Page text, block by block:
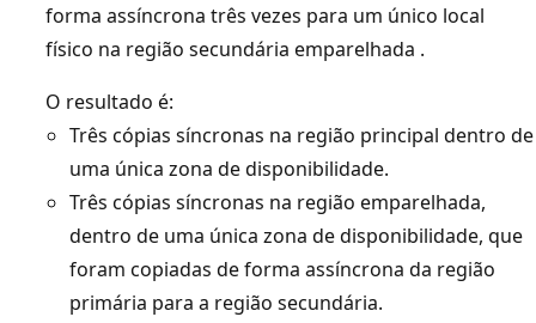
forma assíncrona três vezes para um único local
físico na região secundária emparelhada .
O resultado é:
Três cópias síncronas na região principal dentro de
uma única zona de disponibilidade.
Três cópias síncronas na região emparelhada,
dentro de uma única zona de disponibilidade, que
foram copiadas de forma assíncrona da região
primária para a região secundária.